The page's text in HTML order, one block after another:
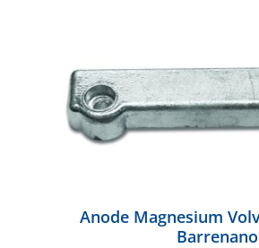
Anode Magnesium